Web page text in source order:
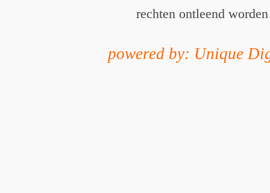
rechten ontleend worden
powered by: Unique